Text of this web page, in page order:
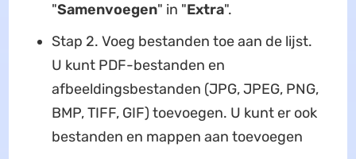
"Samenvoegen" in "Extra".
Stap 2. Voeg bestanden toe aan de lijst.
U kunt PDF-bestanden en
afbeeldingsbestanden (JPG, JPEG, PNG,
BMP, TIFF, GIF) toevoegen. U kunt er ook
bestanden en mappen aan toevoegen